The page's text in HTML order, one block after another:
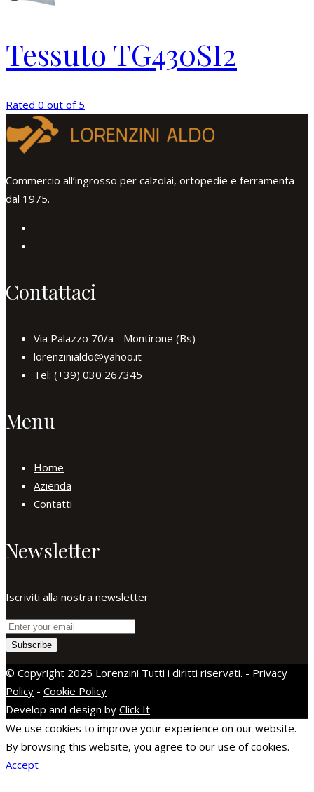
Tessuto TG430SI2
Rated 0 out of 5
Commercio all’ingrosso per calzolai, ortopedie e ferramenta
dal 1975.
Contattaci
Via Palazzo 70/a - Montirone (Bs)
lorenzinialdo@yahoo.it
Tel: (+39) 030 267345
Menu
Home
Azienda
Contatti
Newsletter
Iscriviti alla nostra newsletter
Subscribe
© Copyright 2025 Lorenzini Tutti i diritti riservati. - Privacy
Policy - Cookie Policy
Develop and design by Click It
replica uhren replica rolex repliche orologi replika klockor
We use cookies to improve your experience on our website.
By browsing this website, you agree to our use of cookies.
Accept